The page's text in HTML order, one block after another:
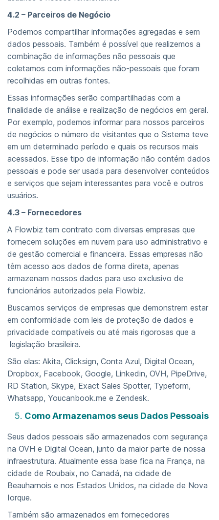
4.2 – Parceiros de Negócio
Podemos compartilhar informações agregadas e sem
dados pessoais. Também é possível que realizemos a
combinação de informações não pessoais que
coletamos com informações não-pessoais que foram
recolhidas em outras fontes.
Essas informações serão compartilhadas com a
finalidade de análise e realização de negócios em geral.
Por exemplo, podemos informar para nossos parceiros
de negócios o número de visitantes que o Sistema teve
em um determinado período e quais os recursos mais
acessados. Esse tipo de informação não contém dados
pessoais e pode ser usada para desenvolver conteúdos
e serviços que sejam interessantes para você e outros
usuários.
4.3 – Fornecedores
A Flowbiz tem contrato com diversas empresas que
fornecem soluções em nuvem para uso administrativo e
de gestão comercial e financeira. Essas empresas não
têm acesso aos dados de forma direta, apenas
armazenam nossos dados para uso exclusivo de
funcionários autorizados pela Flowbiz.
Buscamos serviços de empresas que demonstrem estar
em conformidade com leis de proteção de dados e
privacidade compatíveis ou até mais rigorosas que a
legislação brasileira.
São elas: Akita, Clicksign, Conta Azul, Digital Ocean,
Dropbox, Facebook, Google, Linkedin, OVH, PipeDrive,
RD Station, Skype, Exact Sales Spotter, Typeform,
Whatsapp, Youcanbook.me e Zendesk.
Como Armazenamos seus Dados Pessoais
Seus dados pessoais são armazenados com segurança
na OVH e Digital Ocean, junto da maior parte de nossa
infraestrutura. Atualmente essa base fica na França, na
cidade de Roubaix, no Canadá, na cidade de
Beauharnois e nos Estados Unidos, na cidade de Nova
Iorque.
Também são armazenados em fornecedores